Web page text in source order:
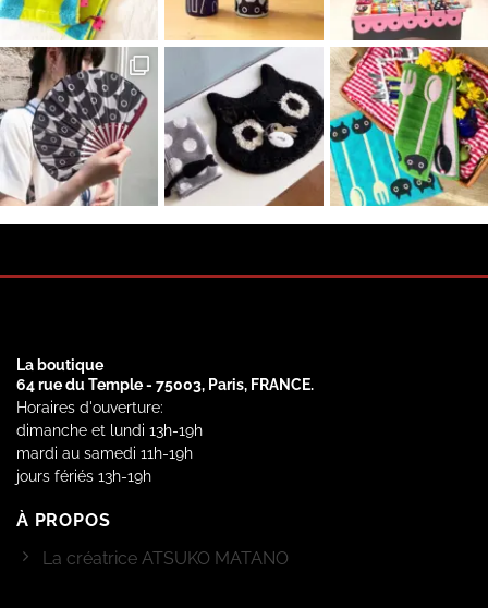
La boutique
64 rue du Temple - 75003, Paris, FRANCE.
Horaires d'ouverture:
dimanche et lundi 13h-19h
mardi au samedi 11h-19h
jours fériés 13h-19h
À PROPOS
La créatrice ATSUKO MATANO